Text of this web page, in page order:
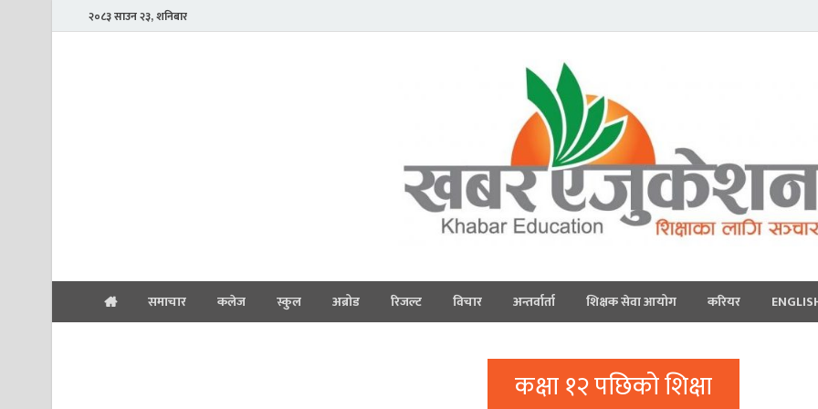
२०८३ साउन २३, शनिबार
समाचार कलेज स्कुल अब्रोड रिजल्ट विचार अन्तर्वार्ता शिक्षक सेवा आयोग करियर
कक्षा १२ पछिको शिक्षा